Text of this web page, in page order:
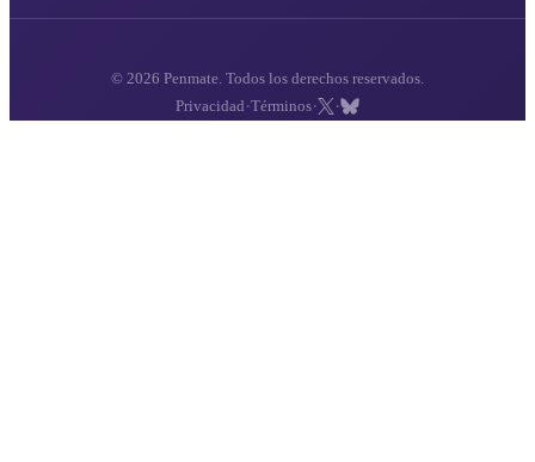
© 2026 Penmate. Todos los derechos reservados.
Privacidad ·Términos· ·